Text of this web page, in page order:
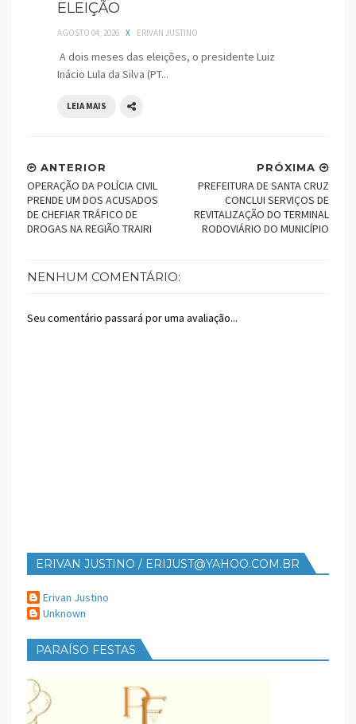
ELEIÇÃO
AGOSTO 04, 2026 X ERIVAN JUSTINO
A dois meses das eleições, o presidente Luiz
Inácio Lula da Silva (PT...
LEIA MAIS
PRÓXIMA
PREFEITURA DE SANTA CRUZ
CONCLUI SERVIÇOS DE
REVITALIZAÇÃO DO TERMINAL
RODOVIÁRIO DO MUNICÍPIO
ANTERIOR
OPERAÇÃO DA POLÍCIA CIVIL
PRENDE UM DOS ACUSADOS
DE CHEFIAR TRÁFICO DE
DROGAS NA REGIÃO TRAIRI
NENHUM COMENTÁRIO:
Seu comentário passará por uma avaliação...
ERIVAN JUSTINO / ERIJUST@YAHOO.COM.BR
Erivan Justino
Unknown
PARAÍSO FESTAS